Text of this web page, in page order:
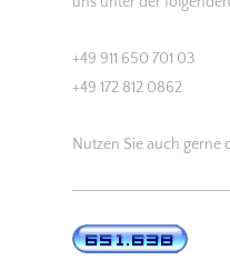
+49 911 650 701 03
+49 172 812 0862
Nutzen Sie auch gerne